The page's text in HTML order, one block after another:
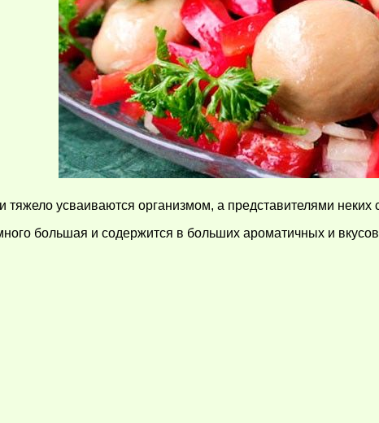
тяжело усваиваются организмом, а представителями
большая и содержится в больших ароматичных и